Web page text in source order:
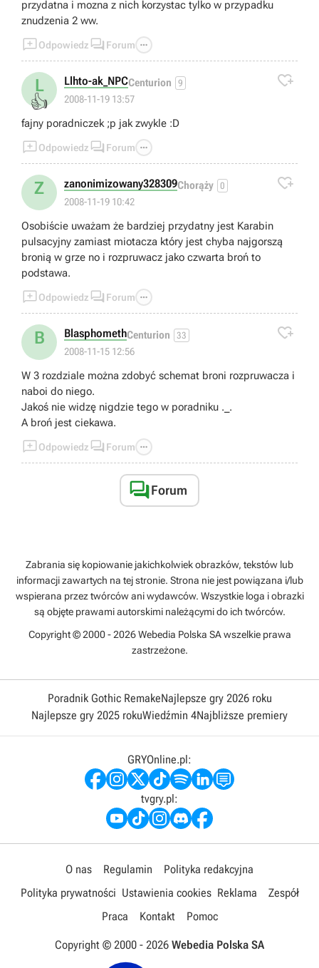
przydatna i mozna z nich korzystac tylko w przypadku
znudzenia 2 ww.
Odpowiedz  Forum 
L
👍
Llhto-ak_NPCCenturion 9
2008-11-19 13:57

fajny poradniczek ;p jak zwykle :D
Odpowiedz  Forum 
Z zanonimizowany328309Chorąży 0
2008-11-19 10:42

Osobiście uważam że bardziej przydatny jest Karabin
pulsacyjny zamiast miotacza który jest chyba najgorszą
bronią w grze no i rozpruwacz jako czwarta broń to
podstawa.
Odpowiedz  Forum 
B BlasphomethCenturion 33
2008-11-15 12:56

W 3 rozdziale można zdobyć schemat broni rozpruwacza i
naboi do niego.
Jakoś nie widzę nigdzie tego w poradniku ._.
A broń jest ciekawa.
Odpowiedz  Forum 
Forum
Zabrania się kopiowanie jakichkolwiek obrazków, tekstów lub
informacji zawartych na tej stronie. Strona nie jest powiązana i/lub
wspierana przez twórców ani wydawców. Wszystkie loga i obrazki
są objęte prawami autorskimi należącymi do ich twórców.
Copyright © 2000 - 2026 Webedia Polska SA wszelkie prawa
zastrzeżone.
Poradnik Gothic RemakeNajlepsze gry 2026 roku
Najlepsze gry 2025 rokuWiedźmin 4Najbliższe premiery
GRYOnline.pl:
tvgry.pl:
O nas Regulamin
Polityka redakcyjna
Polityka prywatności Ustawienia cookies Reklama
Zespół
Praca
Kontakt Pomoc
Copyright © 2000 - 2026 Webedia Polska SA